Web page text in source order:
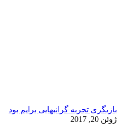
بازیگری تجربه گرانبهایی برایم بود
ژوئن 20, 2017